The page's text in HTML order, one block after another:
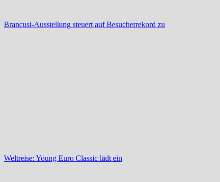
Brancusi-Ausstellung steuert auf Besucherrekord zu
Weltreise: Young Euro Classic lädt ein